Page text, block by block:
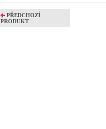
PŘEDCHOZÍ
PRODUKT